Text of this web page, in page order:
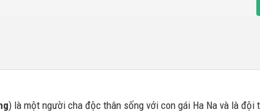
) là một người cha độc thân sống với con gái Ha Na và là đội